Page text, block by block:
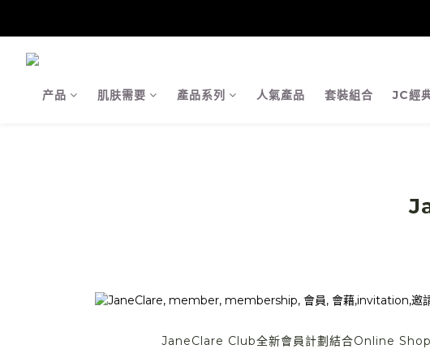
【JaneClare
产品 肌肤需要 產品系列 人氣產品 套裝組合 JC經
JaneClare Club全新會員計劃結合Online